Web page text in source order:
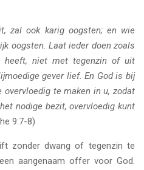
zal ook karig oogsten; en wie
oogsten. Laat ieder doen zoals
heeft, niet met tegenzin of uit
gever lief. En God is bij
te maken in u, zodat
nodige bezit, overvloedig kunt
9:7-8)
zonder dwang of tegenzin te
aangenaam offer voor God.